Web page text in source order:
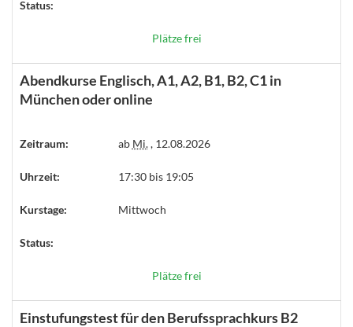
Status:
Plätze frei
Abendkurse Englisch, A1, A2, B1, B2, C1 in
München oder online
Zeitraum: ab Mi., 12.08.2026
Uhrzeit: 17:30 bis 19:05
Kurstage: Mittwoch
Status:
Plätze frei
Einstufungstest für den Berufssprachkurs B2